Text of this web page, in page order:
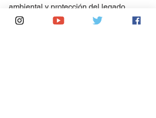
ambiental y protección del legado
arqueológico serán determinantes para